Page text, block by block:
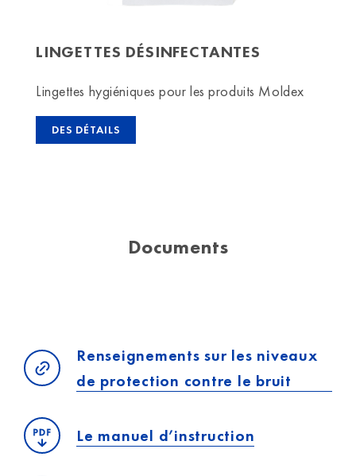
LINGETTES DÉSINFECTANTES
Lingettes hygiéniques pour les produits Moldex
DES DÉTAILS
Documents
Renseignements sur les niveaux
de protection contre le bruit
Le manuel d’instruction